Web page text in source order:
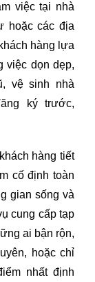
việc tại nhà
hoặc các địa
hàng lựa
việc dọn dẹp,
vệ sinh nhà
ký trước,
hàng tiết
cố định toàn
gian sống và
cung cấp tạp
ai bận rộn,
hoặc chỉ
nhất định